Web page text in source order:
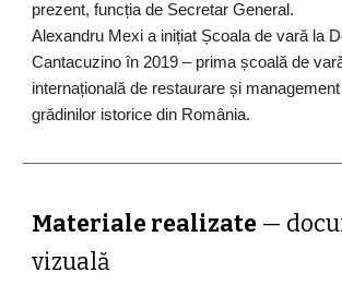
prezent, funcția de Secretar General.
Alexandru Mexi a inițiat Școala de vară la
Cantacuzino în 2019 – prima școală de
internațională de restaurare și
grădinilor istorice din România.
Materiale realizate —
vizuală